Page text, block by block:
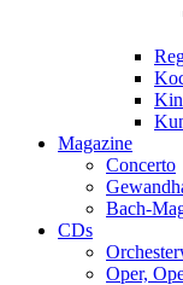
Magazine
Concerto
Bach-
CDs
Oper,